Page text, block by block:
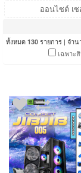
ออนไซต์ เซ
ทั้งหมด 130 รายการ | จำ
เฉพาะ